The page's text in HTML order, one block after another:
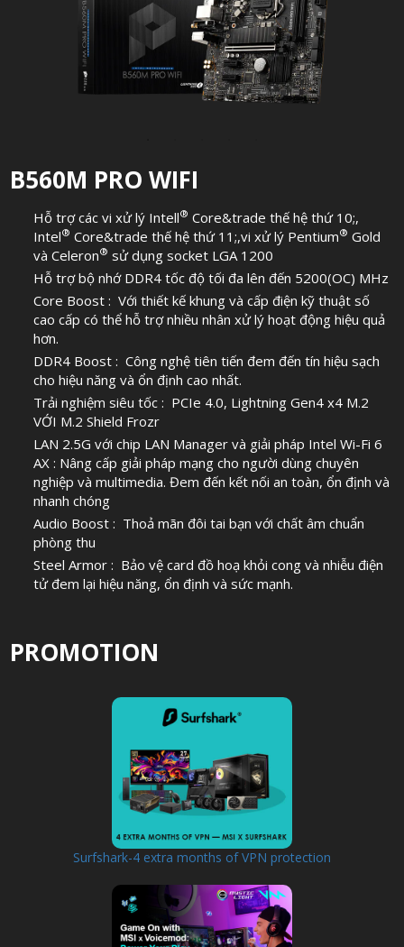
B560M PRO WIFI
Hỗ trợ các vi xử lý Intell® Core&trade thế hệ thứ 10;,
Intel® Core&trade thế hệ thứ 11;,vi xử lý Pentium® Gold
và Celeron® sử dụng socket LGA 1200
Hỗ trợ bộ nhớ DDR4 tốc độ tối đa lên đến 5200(OC) MHz
Core Boost : Với thiết kế khung và cấp điện kỹ thuật số
cao cấp có thể hỗ trợ nhiều nhân xử lý hoạt động hiệu quả
hơn.
DDR4 Boost : Công nghệ tiên tiến đem đến tín hiệu sạch
cho hiệu năng và ổn định cao nhất.
Trải nghiệm siêu tốc : PCIe 4.0, Lightning Gen4 x4 M.2
VỚI M.2 Shield Frozr
LAN 2.5G với chip LAN Manager và giải pháp Intel Wi-Fi 6
AX : Nâng cấp giải pháp mạng cho người dùng chuyên
nghiệp và multimedia. Đem đến kết nối an toàn, ổn định và
nhanh chóng
Audio Boost : Thoả mãn đôi tai bạn với chất âm chuẩn
phòng thu
Steel Armor : Bảo vệ card đồ hoạ khỏi cong và nhiễu điện
tử đem lại hiệu năng, ổn định và sức mạnh.
PROMOTION
Surfshark-4 extra months of VPN protection